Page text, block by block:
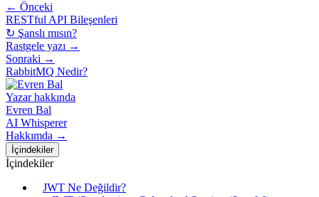
← Önceki
RESTful API Bileşenleri
↻ Şanslı mısın?
Rastgele yazı →
Sonraki →
RabbitMQ Nedir?
Yazar hakkında
Evren Bal
AI Whisperer
Hakkımda →
İçindekiler
İçindekiler
JWT Ne Değildir?